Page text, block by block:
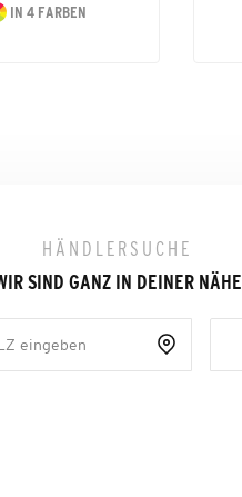
IN 4 FARBEN
HÄNDLERSUCHE
SIND GANZ IN DEINER NÄHE